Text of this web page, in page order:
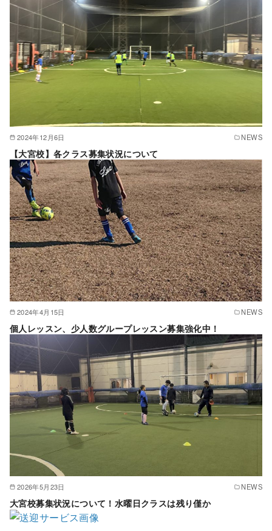
2024年12月6日 NEWS
【大宮校】各クラス募集状況について
2024年4月15日 NEWS
個人レッスン、少人数グループレッスン募集強化中！
2026年5月23日 NEWS
大宮校募集状況について！水曜日クラスは残り僅か